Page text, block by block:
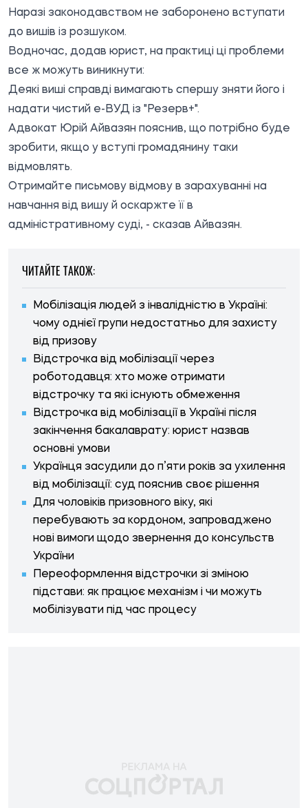
Наразі законодавством не заборонено вступати
до вишів із розшуком.
Водночас, додав юрист, на практиці ці проблеми
все ж можуть виникнути:
Деякі виші справді вимагають спершу зняти його і
надати чистий е-ВУД із "Резерв+".
Адвокат Юрій Айвазян пояснив, що потрібно буде
зробити, якщо у вступі громадянину таки
відмовлять.
Отримайте письмову відмову в зарахуванні на
навчання від вишу й оскаржте її в
адміністративному суді, - сказав Айвазян.
ЧИТАЙТЕ ТАКОЖ:
Мобілізація людей з інвалідністю в Україні:
чому однієї групи недостатньо для захисту
від призову
Відстрочка від мобілізації через
роботодавця: хто може отримати
відстрочку та які існують обмеження
Відстрочка від мобілізації в Україні після
закінчення бакалаврату: юрист назвав
основні умови
Українця засудили до п’яти років за ухилення
від мобілізації: суд пояснив своє рішення
Для чоловіків призовного віку, які
перебувають за кордоном, запроваджено
нові вимоги щодо звернення до консульств
України
Переоформлення відстрочки зі зміною
підстави: як працює механізм і чи можуть
мобілізувати під час процесу